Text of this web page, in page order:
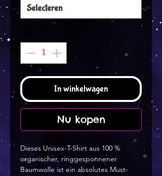
Aantal
In winkelwagen
Nu kopen
Dieses Unisex-T-Shirt aus 100 %
organischer, ringgesponnener
Baumwolle ist ein absolutes Must-